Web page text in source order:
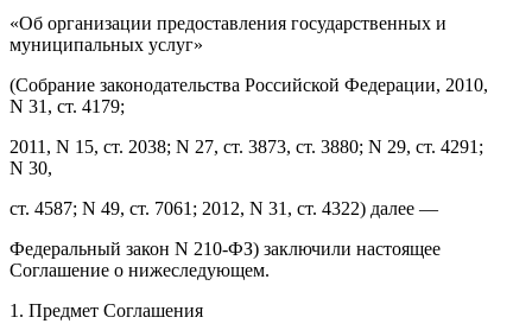
«Об организации предоставления государственных и
муниципальных услуг»
(Собрание законодательства Российской Федерации, 2010,
N 31, ст. 4179;
2011, N 15, ст. 2038; N 27, ст. 3873, ст. 3880; N 29, ст. 4291;
N 30,
ст. 4587; N 49, ст. 7061; 2012, N 31, ст. 4322) далее —
Федеральный закон N 210-ФЗ) заключили настоящее
Соглашение о нижеследующем.
1. Предмет Соглашения